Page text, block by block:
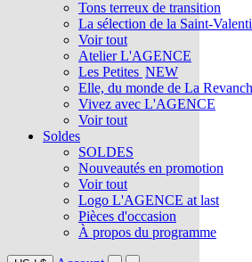
Tons terreux de transition
La sélection de la Saint-
Voir tout
Atelier L'AGENCE
Les Petites NEW
Elle, du monde de La
Vivez avec L'AGENCE
Voir tout
Soldes
SOLDES
Nouveautés en promotion
Voir tout
Logo L'AGENCE at last
Pièces d'occasion
À propos du programme